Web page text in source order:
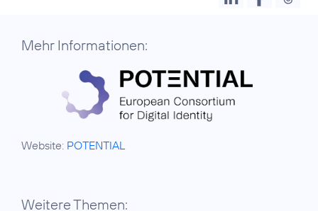
Mehr Informationen:
Website: POTENTIAL
Weitere Themen: